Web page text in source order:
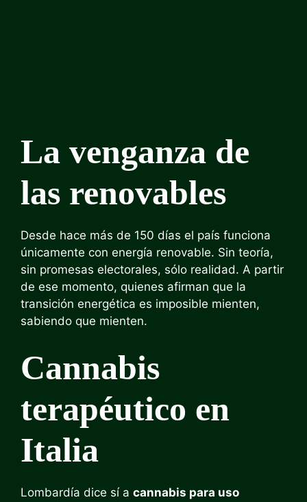
La venganza de
las renovables
Desde hace más de 150 días el país funciona
únicamente con energía renovable. Sin teoría,
sin promesas electorales, sólo realidad. A partir
de ese momento, quienes afirman que la
transición energética es imposible mienten,
sabiendo que mienten.
Cannabis
terapéutico en
Italia
Lombardía dice sí a cannabis para uso